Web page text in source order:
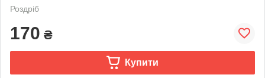
Роздріб
170 ₴
Купити